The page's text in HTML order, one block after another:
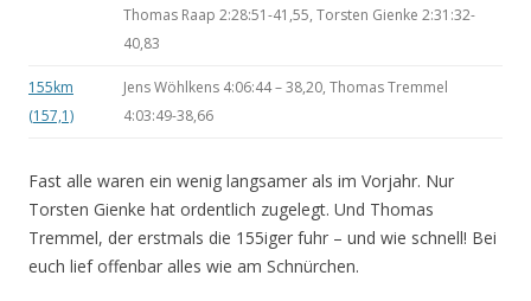
Thomas Raap 2:28:51-41,55, Torsten Gienke 2:31:32-
40,83
155km
(157,1)
Jens Wöhlkens 4:06:44 – 38,20, Thomas Tremmel
4:03:49-38,66
Fast alle waren ein wenig langsamer als im Vorjahr. Nur
Torsten Gienke hat ordentlich zugelegt. Und Thomas
Tremmel, der erstmals die 155iger fuhr – und wie schnell! Bei
euch lief offenbar alles wie am Schnürchen.